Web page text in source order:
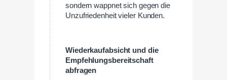
sondern wappnet sich gegen die
Unzufriedenheit vieler Kunden.
Wiederkaufabsicht und die
Empfehlungsbereitschaft
abfragen